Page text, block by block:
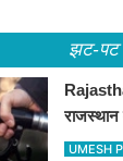
झट-पट
जानिए
UMESH